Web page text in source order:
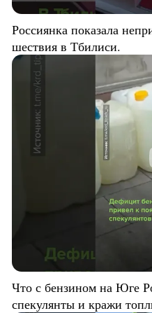
Россиянка показала
шествия в Тбилиси.
Что с бензином на Юге
спекулянты и кражи